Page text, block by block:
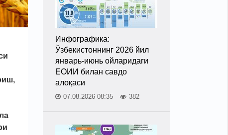
Инфографика:
Ўзбекистоннинг 2026 йил
январь-июнь ойларидаги
ЕОИИ билан савдо
алоқаси
07.08.2026 08:35 382